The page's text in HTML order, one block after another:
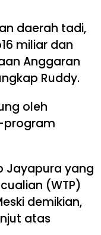
daerah tadi,
miliar dan
Anggaran
Ruddy.
oleh
program
Jayapura yang
(WTP)
demikian,
atas